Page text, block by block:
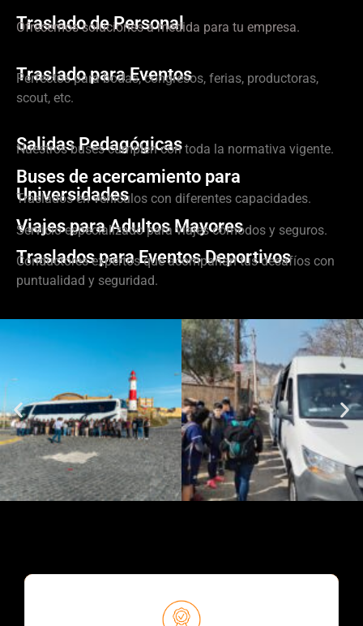
Traslado de Personal
Ofrecemos soluciones a medida para tu empresa.
Traslado para Eventos
Perfectos para bodas, congresos, ferias, productoras,
scout, etc.
Salidas Pedagógicas
Nuestros buses cumplen con toda la normativa vigente.
Buses de acercamiento para
Universidades
Traslados en vehículos con diferentes capacidades.
Viajes para Adultos Mayores
Servicio especializado para viajes cómodos y seguros.
Traslados para Eventos Deportivos
Conductores expertos que acompañan tus desafíos con
puntualidad y seguridad.